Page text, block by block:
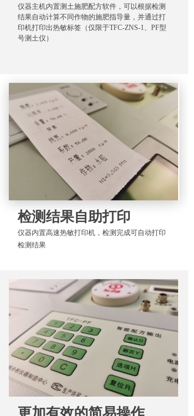
检测结果自助打印
仪器内置高速热敏打印机，检测完成可自动打印
检测结果
仪器主机内置测土施肥配方软件，可以根据检测
结果自动计算不同作物的施肥指导量，并通过打
印机打印出热敏标签（仅限于TFC-ZNS-1、PF型
号测土仪）